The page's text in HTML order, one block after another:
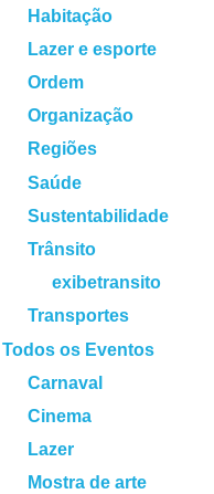
Habitação
Lazer e esporte
Ordem
Organização
Regiões
Saúde
Sustentabilidade
Trânsito
exibetransito
Transportes
Todos os Eventos
Carnaval
Cinema
Lazer
Mostra de arte